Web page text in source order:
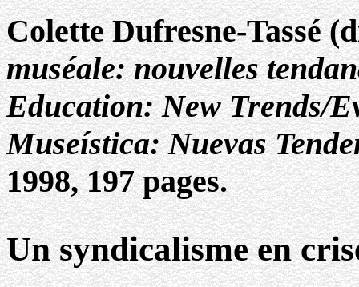
Colette Dufresne-Tassé
muséale: nouvelles
Education: New Trends/
Museística: Nuevas
1998, 197 pages.
Un syndicalisme en